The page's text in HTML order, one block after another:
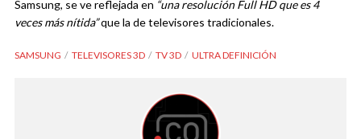
Samsung, se ve reflejada en “una resolución Full HD que es 4
veces más nítida”que la de televisores tradicionales.
SAMSUNG TELEVISORES 3D TV 3D ULTRA DEFINICIÓN